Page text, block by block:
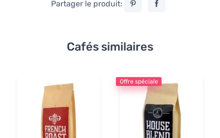
Partager le produit:
Cafés similaires
Offre spéciale